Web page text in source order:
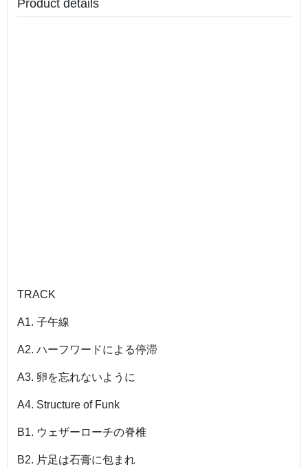
Product details
TRACK
A1. 子午線
A2. ハーフワードによる停滞
A3. 卵を忘れないように
A4. Structure of Funk
B1. ウェザーローチの脊椎
B2. 片足は石膏に包まれ